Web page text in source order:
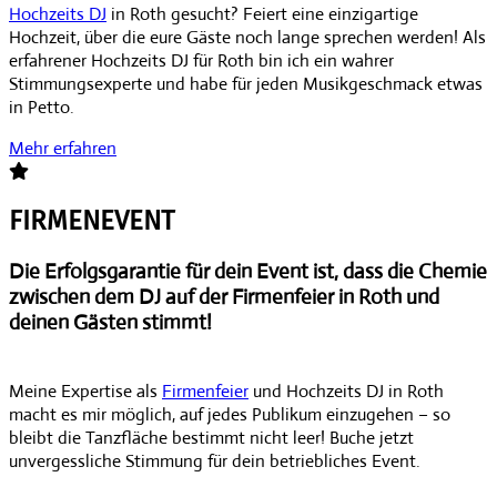
Hochzeits DJ in Roth gesucht? Feiert eine einzigartige
Hochzeit, über die eure Gäste noch lange sprechen werden! Als
erfahrener Hochzeits DJ für Roth bin ich ein wahrer
Stimmungsexperte und habe für jeden Musikgeschmack etwas
in Petto.
Mehr erfahren
FIRMENEVENT
Die Erfolgsgarantie für dein Event ist, dass die Chemie
zwischen dem DJ auf der Firmenfeier in Roth und
deinen Gästen stimmt!
Meine Expertise als Firmenfeier und Hochzeits DJ in Roth
macht es mir möglich, auf jedes Publikum einzugehen – so
bleibt die Tanzfläche bestimmt nicht leer! Buche jetzt
unvergessliche Stimmung für dein betriebliches Event.